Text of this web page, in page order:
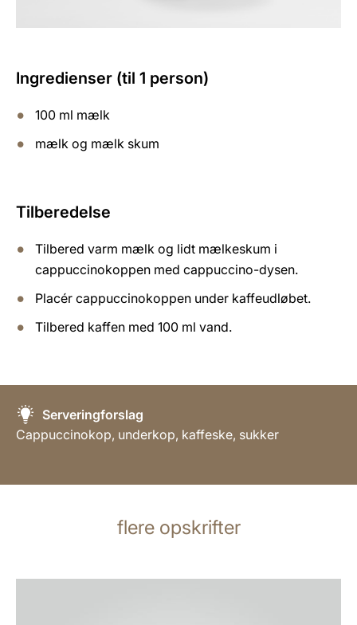
Ingredienser (til 1 person)
100 ml mælk
mælk og mælk skum
Tilberedelse
Tilbered varm mælk og lidt mælkeskum i
cappuccinokoppen med cappuccino-dysen.
Placér cappuccinokoppen under kaffeudløbet.
Tilbered kaffen med 100 ml vand.
Serveringforslag
Cappuccinokop, underkop, kaffeske, sukker
flere opskrifter